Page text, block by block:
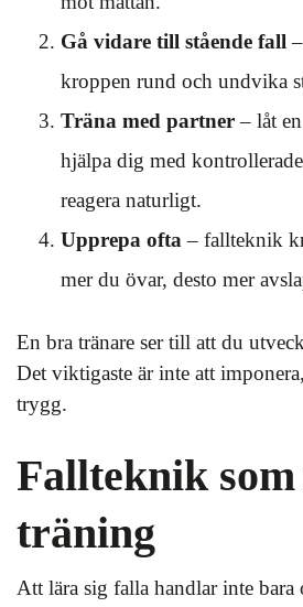
Gå vidare till stående fall
kroppen rund och undvika
Träna med partner– låt
hjälpa dig med
reagera naturligt.
Upprepa ofta – fallteknik
mer du övar, desto mer
En bra tränare ser till att du
Det viktigaste är inte att
trygg.
Fallteknik
träning
Att lära sig falla handlar inte